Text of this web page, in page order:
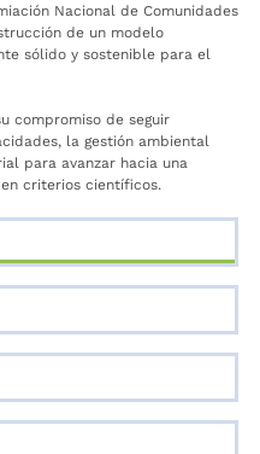
Nacional de Comunidades
de un modelo
sólido y sostenible para el
compromiso de seguir
la gestión ambiental
para avanzar hacia una
criterios científicos.